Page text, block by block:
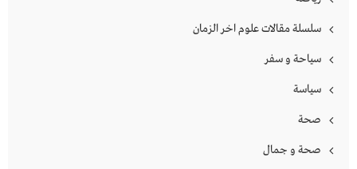
سلسلة مقالات علوم اخر الزمان
سياحة و سفر
سياسة
صحة
صحة و جمال